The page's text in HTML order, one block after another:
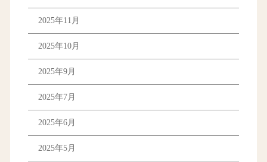
2025年11月
2025年10月
2025年9月
2025年7月
2025年6月
2025年5月